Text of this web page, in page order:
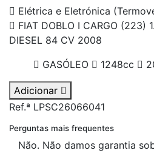
Elétrica e Eletrónica
FIAT DOBLO I CARGO (223)
DIESEL 84 CV 2008
GASÓLEO
1248cc
Adicionar
Ref.ª LPSC26066041
Perguntas mais frequentes
Não. Não damos garantia